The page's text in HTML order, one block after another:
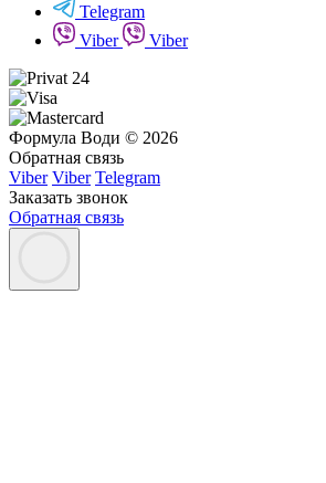
Telegram
Viber
Viber
Формула Води © 2026
Обратная связь
Viber Viber Telegram
Заказать звонок
Обратная связь